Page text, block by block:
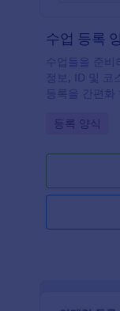
수업 등록
수업들을 준비
정보, ID 및 코
등록을 간편
의 폼을 만들
Go to
등록 양식